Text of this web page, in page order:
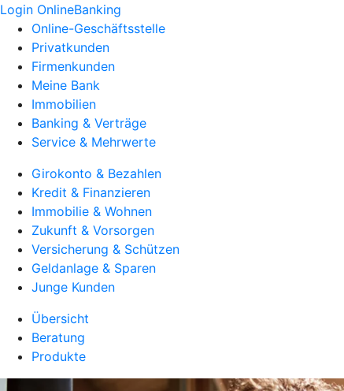
Login OnlineBanking
Online-Geschäftsstelle
Privatkunden
Firmenkunden
Meine Bank
Immobilien
Banking & Verträge
Service & Mehrwerte
Girokonto & Bezahlen
Kredit & Finanzieren
Immobilie & Wohnen
Zukunft & Vorsorgen
Versicherung & Schützen
Geldanlage & Sparen
Junge Kunden
Übersicht
Beratung
Produkte